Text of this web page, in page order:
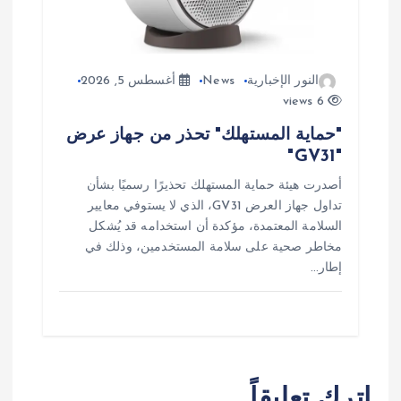
النور الإخبارية News
أغسطس 5, 2026
6 views
"حماية المستهلك" تحذر من جهاز عرض
"GV31"
أصدرت هيئة حماية المستهلك تحذيرًا رسميًا بشأن
تداول جهاز العرض GV31، الذي لا يستوفي معايير
السلامة المعتمدة، مؤكدة أن استخدامه قد يُشكل
مخاطر صحية على سلامة المستخدمين، وذلك في
إطار…